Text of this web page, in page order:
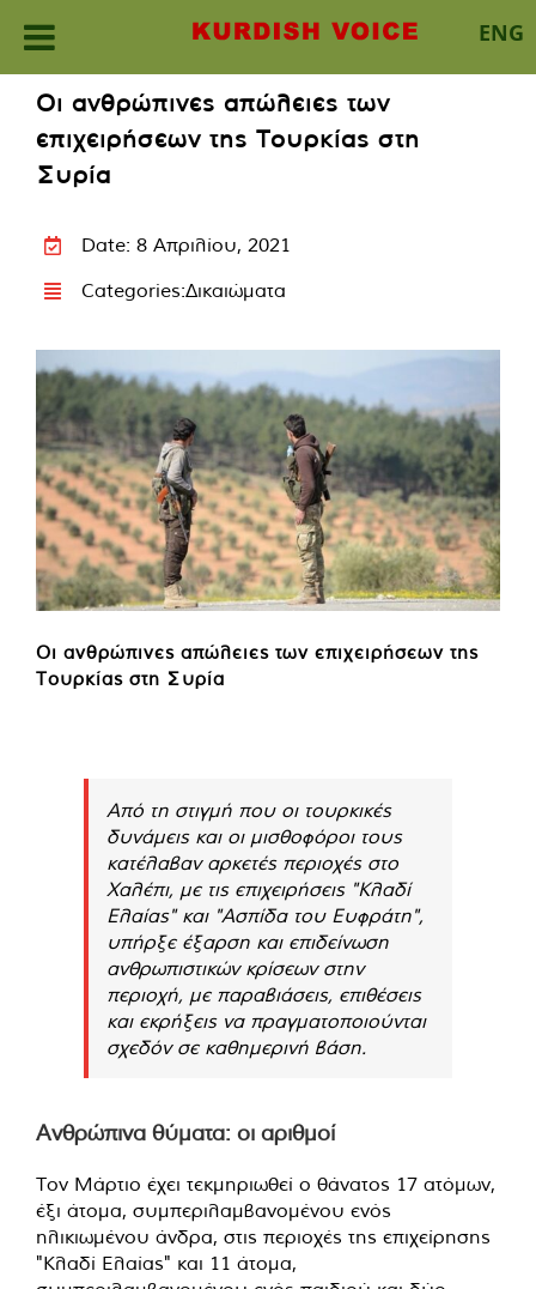
ENG
content
Οι ανθρώπινες απώλειες των
επιχειρήσεων της Τουρκίας στη
Συρία
Date: 8 Απριλίου, 2021
Categories:Δικαιώματα
Οι ανθρώπινες απώλειες των επιχειρήσεων της
Τουρκίας στη Συρία
Από τη στιγμή που οι τουρκικές
δυνάμεις και οι μισθοφόροι τους
κατέλαβαν αρκετές περιοχές στο
Χαλέπι, με τις επιχειρήσεις "Κλαδί
Ελαίας" και "Ασπίδα του Ευφράτη",
υπήρξε έξαρση και επιδείνωση
ανθρωπιστικών κρίσεων στην
περιοχή, με παραβιάσεις, επιθέσεις
και εκρήξεις να πραγματοποιούνται
σχεδόν σε καθημερινή βάση.
Ανθρώπινα θύματα: οι αριθμοί
Τον Μάρτιο έχει τεκμηριωθεί ο θάνατος 17 ατόμων,
έξι άτομα, συμπεριλαμβανομένου ενός
ηλικιωμένου άνδρα, στις περιοχές της επιχείρησης
"Κλαδί Ελαίας" και 11 άτομα,